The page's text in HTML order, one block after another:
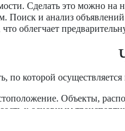
Сделать это можно на
Поиск и анализ
что облегчает
по которой
Объекты,
к основным